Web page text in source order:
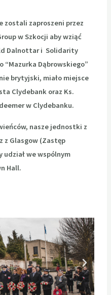
zostali zaproszeni przez
wSzkocji aby wziąć
Dalnottar i Solidarity
“Mazurka Dąbrowskiego”
brytyjski, miało miejsce
Clydebank oraz Ks.
w Clydebanku.
nasze jednostki z
z Glasgow (Zastęp
udział we wspólnym
Hall.